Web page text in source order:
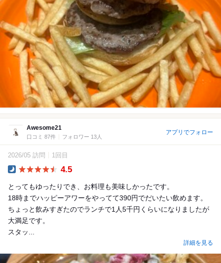
Awesome21
口コミ 87件 フォロワー 13人
アプリでフォロー
2026/05 訪問 1回目
4.5
とってもゆったりでき、お料理も美味しかったです。
18時までハッピーアワーをやってて390円でだいたい飲めます。
ちょっと飲みすぎたのでランチで1人5千円くらいになりましたが
大満足です。
スタッ...
詳細を見る